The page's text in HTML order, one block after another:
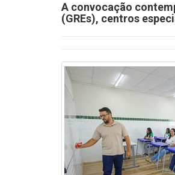
A convocação
(GREs), centros